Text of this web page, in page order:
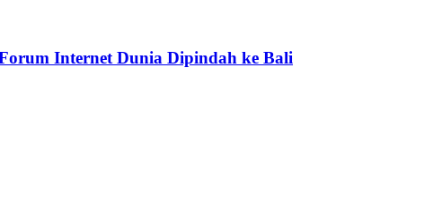
Internet Dunia Dipindah ke Bali